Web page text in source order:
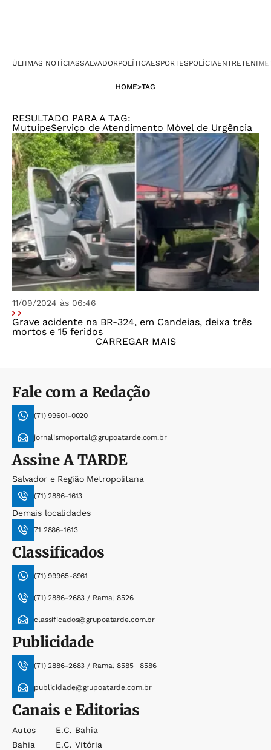
ÚLTIMAS NOTÍCIASSALVADORPOLÍTICAESPORTESPOLÍCIA
HOME>TAG
RESULTADO PARA A TAG:
MutuípeServiço de Atendimento Móvel de Urgência
11/09/2024 às 06:46
Grave acidente na BR-324, em Candeias, deixa três
mortos e 15 feridos
CARREGAR MAIS
Fale com a Redação
(71) 99601-0020
jornalismoportal@grupoatarde.com.br
AssineA TARDE
Salvador e Região Metropolitana
(71) 2886-1613
Demais localidades
71 2886-1613
Classificados
(71) 99965-8961
(71) 2886-2683 / Ramal 8526
classificados@grupoatarde.com.br
Publicidade
(71) 2886-2683 / Ramal 8585 | 8586
publicidade@grupoatarde.com.br
Canais e Editorias
Autos
Bahia
E.c. Bahia
E.c. Vitória